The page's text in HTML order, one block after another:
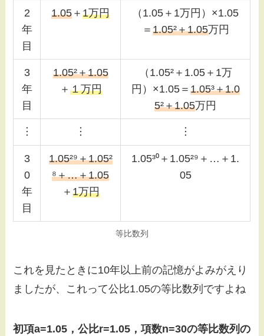
2
年
目
1.05 ＋1万円
（1.05＋1万円）×1.05
＝ 1.05²＋1.05万円
3
年
目
1.05²＋1.05
＋ １万円
（1.05²＋1.05＋1万
円）×1.05＝ 1.05³＋1.0
5²＋1.05万円
︙ ︙ ︙
3
0
年
目
1.05²⁹＋1.05²
⁸＋…＋1.05
＋ 1万円
1.05³⁰＋1.05²⁹＋…＋1.
05
等比数列
これを見たときに10年以上前の記憶がよみがえり
ましたが、これって公比1.05の等比数列ですよね
初項a=1.05，公比r=1.05，項数n=30の等比数列の